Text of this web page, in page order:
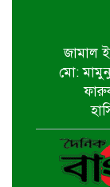
জামাল
মো: